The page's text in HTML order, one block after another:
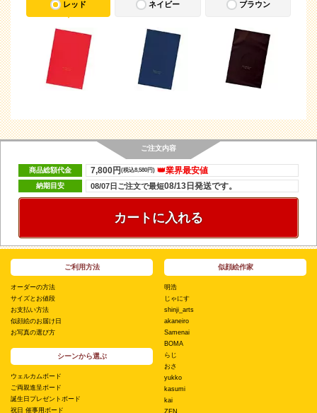
レッド ネイビー ブラウン
ご注文内容
商品総額代金 👑業界最安値
7,800円(税込8,580円)
納期目安 08/07日ご注文で最短08/13日発送です。
カートに入れる
ご利用方法
オーダーの方法
サイズとお値段
お支払い方法
似顔絵のお届け日
お写真の選び方
シーンから選ぶ
ウェルカムボード
ご両親進呈ボード
誕生日プレゼントボード
祝日 催事用ボード
似顔絵作家
明浩
じゃにす
shinji_arts
akaneiro
Samenai
BOMA
らじ
おさ
yukko
kasumi
kai
ZEN